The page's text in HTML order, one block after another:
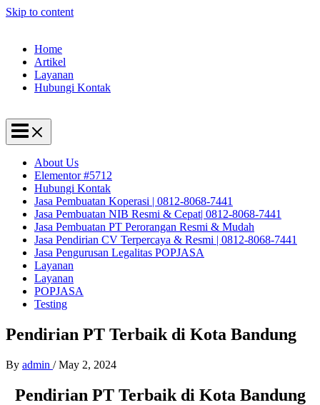
Skip to content
Home
Artikel
Layanan
Hubungi Kontak
About Us
Elementor #5712
Hubungi Kontak
Jasa Pembuatan Koperasi | 0812-8068-7441
Jasa Pembuatan NIB Resmi & Cepat| 0812-8068-7441
Jasa Pembuatan PT Perorangan Resmi & Mudah
Jasa Pendirian CV Terpercaya & Resmi | 0812-8068-7441
Jasa Pengurusan Legalitas POPJASA
Layanan
Layanan
POPJASA
Testing
Pendirian PT Terbaik di Kota Bandung
By admin /May 2, 2024
Pendirian PT Terbaik di Kota Bandung